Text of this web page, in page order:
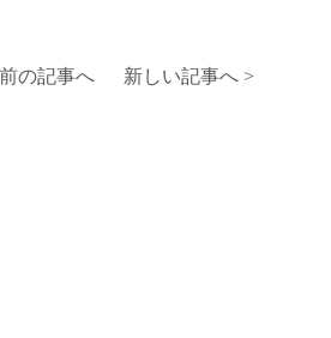
の記事へ 新しい記事へ >